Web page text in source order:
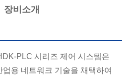
장비소개
PLC 시리즈 제어 시스템은
용 네트워크 기술을 채택하여